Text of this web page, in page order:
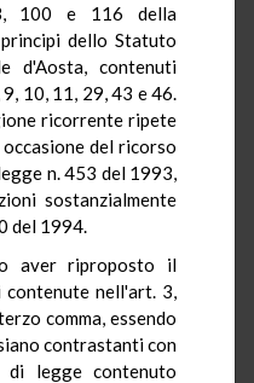
100 e 116 della
dello Statuto
d'Aosta, contenuti
10, 11, 29, 43 e 46.
ricorrente ripete
del ricorso
n. 453 del 1993,
sostanzialmente
del 1994.
aver riproposto il
contenute nell'art. 3,
comma, essendo
contrastanti con
legge contenuto